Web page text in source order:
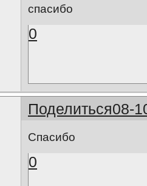
спасибо
0
Поделиться08-
Спасибо
0